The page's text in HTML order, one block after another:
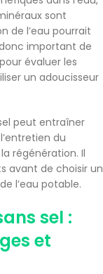
sont
de l’eau pourrait
important de
évaluer les
un adoucisseur
peut entraîner
du
régénération. Il
avant de choisir un
l’eau potable.
sel :
et